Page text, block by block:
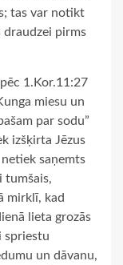
tas var notikt
draudzei pirms
1.Kor.11:27
miesu un
par sodu”
izšķirta Jēzus
saņemts
tumšais,
mirklī, kad
lieta grozās
spriestu
un dāvanu,